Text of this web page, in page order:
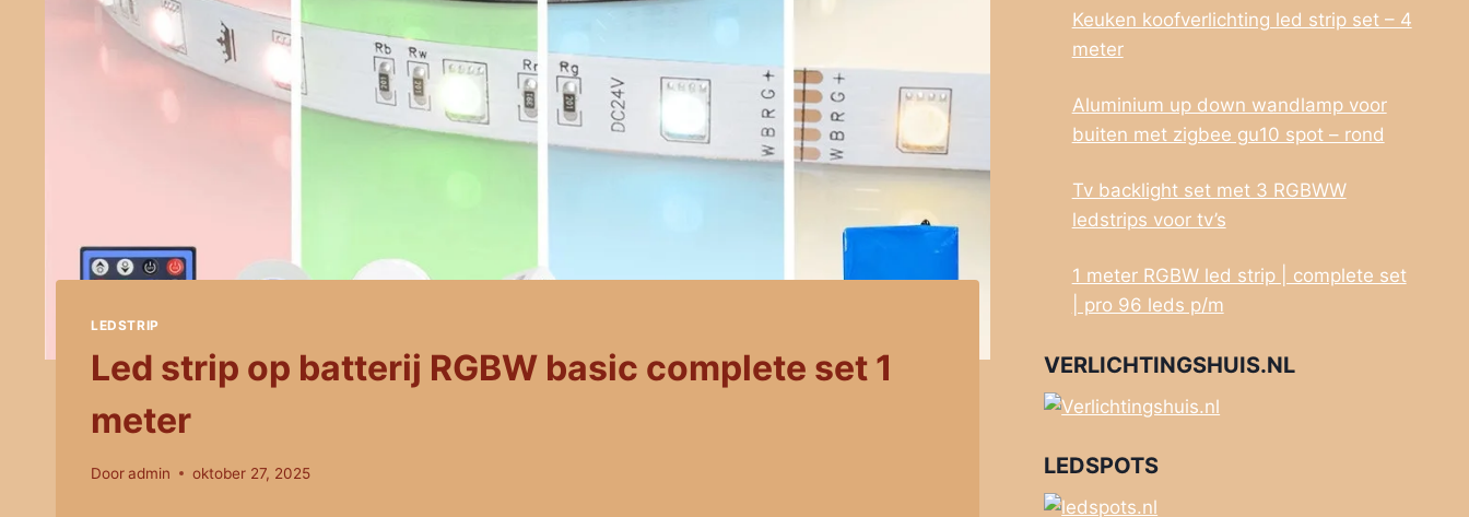
LEDSTRIP
Led strip op batterij RGBW basic complete set 1
meter
Dooradmin oktober 27, 2025
Keuken koofverlichting led strip set – 4
meter
Aluminium up down wandlamp voor
buiten met zigbee gu10 spot – rond
Tv backlight set met 3 RGBWW
ledstrips voor tv’s
1 meter RGBW led strip | complete set
| pro 96 leds p/m
VERLICHTINGSHUIS.NL
LEDSPOTS